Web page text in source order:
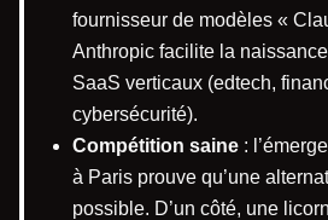
fournisseur de modèles «
Anthropic facilite la
SaaS verticaux (edtech,
cybersécurité).
Compétition saine :
à Paris prouve qu’une
possible. D’un côté, une